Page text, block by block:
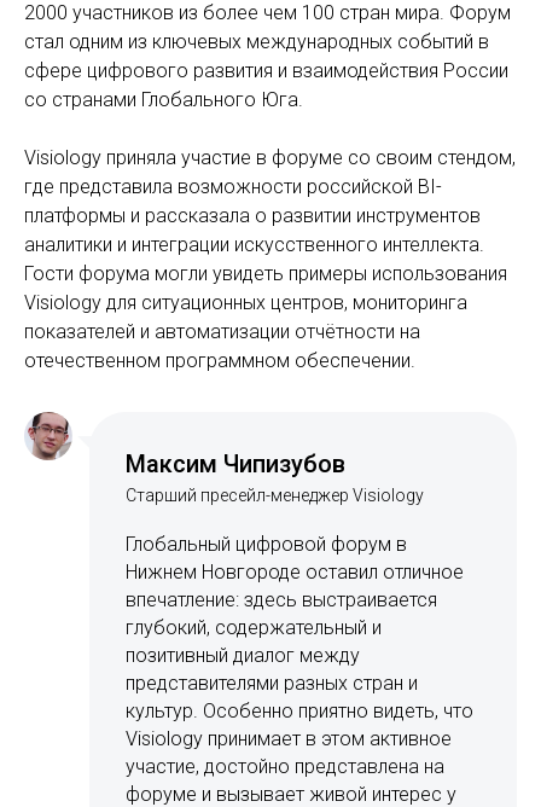
2000 участников из более чем 100 стран мира. Форум
стал одним из ключевых международных событий в
сфере цифрового развития и взаимодействия России
со странами Глобального Юга.
Visiology приняла участие в форуме со своим стендом,
где представила возможности российской BI-
платформы и рассказала о развитии инструментов
аналитики и интеграции искусственного интеллекта.
Гости форума могли увидеть примеры использования
Visiology для ситуационных центров, мониторинга
показателей и автоматизации отчётности на
отечественном программном обеспечении.
Максим Чипизубов
Старший пресейл-менеджер Visiology
Глобальный цифровой форум в
Нижнем Новгороде оставил отличное
впечатление: здесь выстраивается
глубокий, содержательный и
позитивный диалог между
представителями разных стран и
культур. Особенно приятно видеть, что
Visiology принимает в этом активное
участие, достойно представлена на
форуме и вызывает живой интерес у